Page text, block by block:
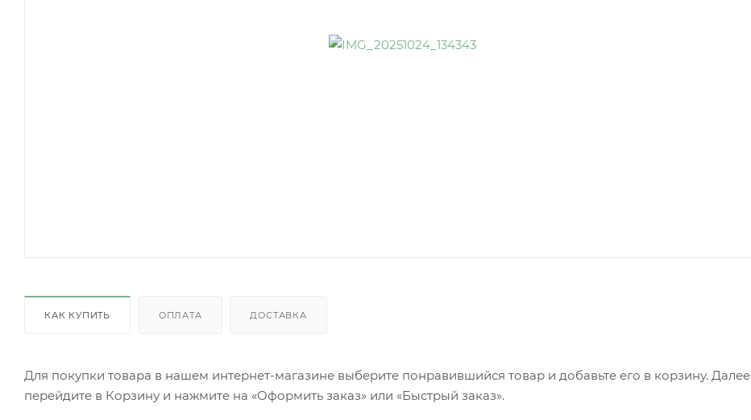
КАК КУПИТЬ ОПЛАТА ДОСТАВКА
Для покупки товара в нашем интернет-магазине выберите понравившийся товар и добавьте его в корзину. Далее
перейдите в Корзину и нажмите на «Оформить заказ» или «Быстрый заказ».